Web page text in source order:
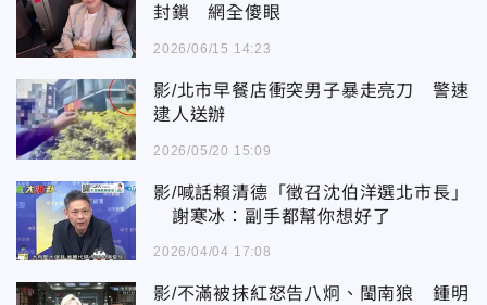
封鎖 網全傻眼
2026/06/15 14:23
影/北市早餐店衝突男子暴走亮刀 警速
逮人送辦
2026/05/20 15:09
影/喊話賴清德「徵召沈伯洋選北市長」
謝寒冰：副手都幫你想好了
2026/04/04 17:08
影/不滿被抹紅怒告八炯、閩南狼 鍾明